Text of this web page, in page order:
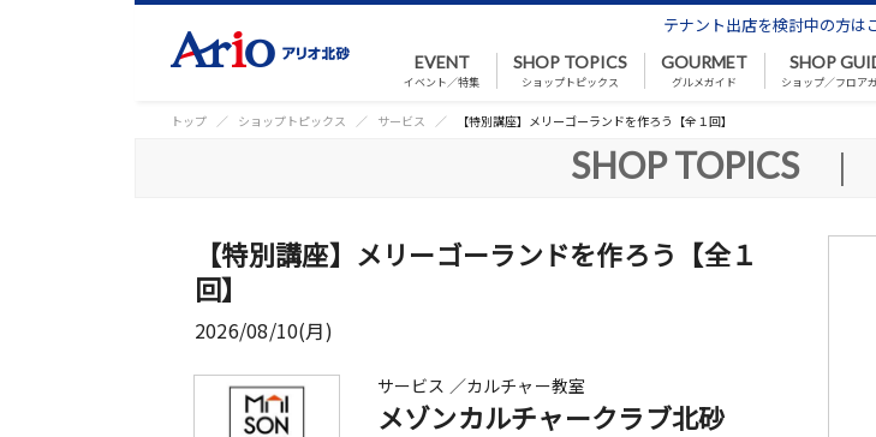
テナント出店を検討中の方は
EVENT
イベント／特集
SHOP TOPICS
ショップトピックス
GOURMET
グルメガイド
SHOP
ショップ／フロア
トップ ショップトピックス サービス 【特別講座】メリーゴーランドを作ろう【全１回】
SHOP TOPICS |
【特別講座】メリーゴーランドを作ろう【全１
回】
2026/08/10(月)
サービス ／カルチャー教室
メゾンカルチャークラブ北砂